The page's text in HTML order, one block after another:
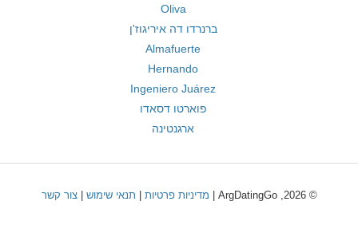
Oliva
ברנרדו דה איריגוז'ן
Almafuerte
Hernando
Ingeniero Juárez
פוארטו דסאדו
ארגנטינה
© 2026, ArgDatingGo | מדיניות פרטיות תנאי שימוש |צור קשר